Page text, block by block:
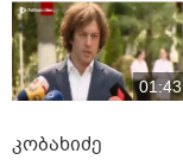
01:43
კობახიძე